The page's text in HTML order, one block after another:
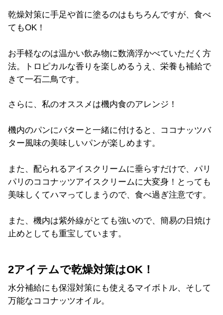
乾燥対策に手足や首に塗るのはもちろんですが、食べ
てもOK！
お手軽なのは温かい飲み物に数滴浮かべていただく方
法。トロピカルな香りを楽しめるうえ、栄養も補給で
きて一石二鳥です。
さらに、私のオススメは機内食のアレンジ！
機内のパンにバターと一緒に付けると、ココナッツバ
ター風味の美味しいパンが楽しめます。
また、配られるアイスクリームに垂らすだけで、パリ
パリのココナッツアイスクリームに大変身！とっても
美味しくてハマってしまうので、食べ過ぎ注意です。
また、機内は紫外線がとても強いので、簡易の日焼け
止めとしても重宝しています。
2アイテムで乾燥対策はOK！
水分補給にも保湿対策にも使えるマイボトル、そして
万能なココナッツオイル。